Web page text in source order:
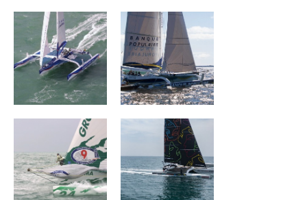
Groupama
The Famous
Project
MASERATI ARKEA PAPREC